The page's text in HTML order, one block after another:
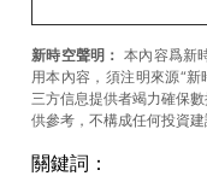
新時空聲明： 本內容爲新
用本內容，須注明來源“新
三方信息提供者竭力確保
供參考，不構成任何投資建
關鍵詞：